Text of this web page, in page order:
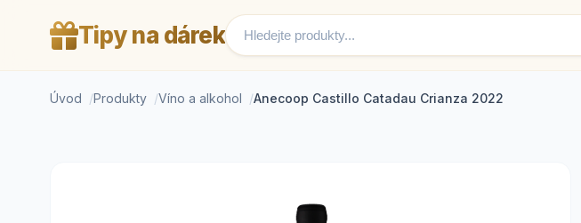
Tipy na dárek
Úvod Produkty Víno a alkohol Anecoop Castillo Catadau Crianza 2022